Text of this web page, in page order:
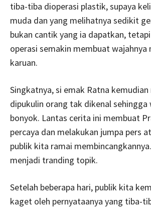
tiba-tiba dioperasi plastik, supaya
muda dan yang melihatnya sedikit
bukan cantik yang ia dapatkan,
operasi semakin membuat wajahnya
karuan.
Singkatnya, si emak Ratna
dipukulin orang tak dikenal sehingga
bonyok. Lantas cerita ini membuat
percaya dan melakukan jumpa pers
publik kita ramai
menjadi tranding topik.
Setelah beberapa hari, publik kita
kaget oleh pernyataanya yang tiba-